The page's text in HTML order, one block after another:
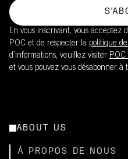
En vous inscrivant, vous acceptez
POC et de respecter la politique
d’informations, veuillez visiter POC
et vous pouvez vous désabonner à
ABOUT US
À PROPOS DE NOUS